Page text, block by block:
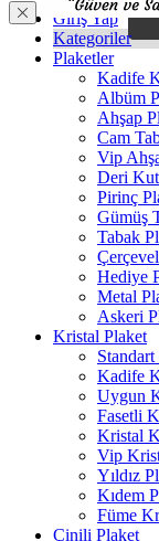
Giriş Yap
Kategoriler
Plaketler
Kadife
Albüm
Ahşap
Cam
Vip
Deri
Pirinç
Gümüş
Tabak
Hediye
Metal
Askeri
Kristal Plaket
Kadife
Uygun
Fasetli
Kristal
Vip
Yıldız
Kıdem
Füme
Çinili Plaket